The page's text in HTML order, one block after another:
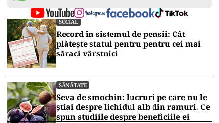
SOCIAL
Record în sistemul de pensii: Cât
plătește statul pentru pentru cei mai
săraci vârstnici
SĂNĂTATE
Seva de smochin: lucruri pe care nu le
știai despre lichidul alb din ramuri. Ce
spun studiile despre beneficiile ei